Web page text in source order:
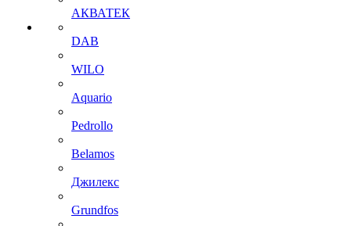
АКВАТЕК
DAB
WILO
Aquario
Pedrollo
Belamos
Джилекс
Grundfos